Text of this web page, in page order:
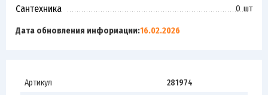
Сантехника 0 шт
Дата обновления информации:16.02.2026
Артикул
281974